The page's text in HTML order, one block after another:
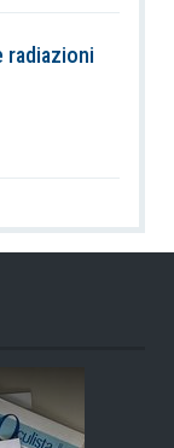
radiazioni